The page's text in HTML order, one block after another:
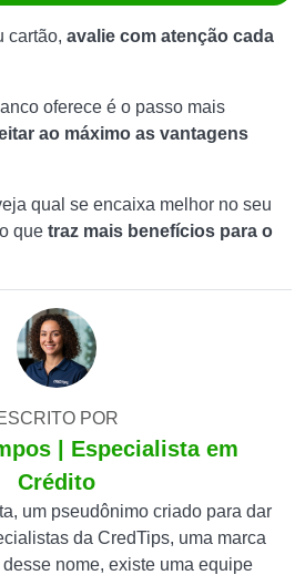
cartão, avalie com atenção cada
oferece é o passo mais
ao máximo as vantagens
qual se encaixa melhor no seu
que traz mais benefícios para o
POR
| Especialista em
Crédito
um pseudônimo criado para dar
da CredTips, uma marca
nome, existe uma equipe